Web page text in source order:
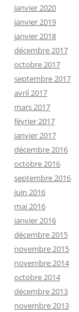
janvier 2020
janvier 2019
janvier 2018
décembre 2017
octobre 2017
septembre 2017
avril 2017
mars 2017
février 2017
janvier 2017
décembre 2016
octobre 2016
septembre 2016
juin 2016
mai 2016
janvier 2016
décembre 2015
novembre 2015
novembre 2014
octobre 2014
décembre 2013
novembre 2013